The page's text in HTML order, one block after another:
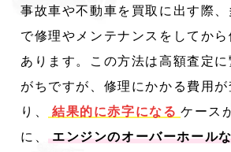
事故車や不動車を買取に出す際
で修理やメンテナンスをしてか
あります。この方法は高額査定
がちですが、修理にかかる費用が
り、
結果的に赤字になる ケース
に、 エンジンのオーバーホール